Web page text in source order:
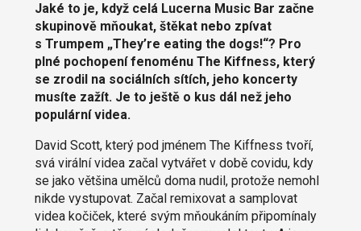
Jaké to je, když celá Lucerna Music Bar začne
skupinově mňoukat, štěkat nebo zpívat
s Trumpem „They’re eating the dogs!“? Pro
plné pochopení fenoménu The Kiffness, který
se zrodil na sociálních sítích, jeho koncerty
musíte zažít. Je to ještě o kus dál než jeho
populární videa.
David Scott, který pod jménem The Kiffness tvoří,
svá virální videa začal vytvářet v době covidu, kdy
se jako většina umělců doma nudil, protože nemohl
nikde vystupovat. Začal remixovat a samplovat
videa kočiček, které svým mňoukáním připomínaly